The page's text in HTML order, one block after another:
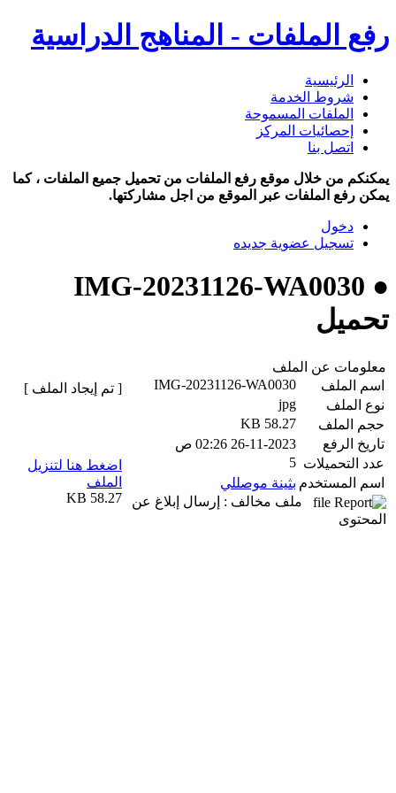
رفع الملفات - المناهج الدراسية
الرئيسية
شروط الخدمة
الملفات المسموحة
إحصائيات المركز
اتصل بنا
يمكنكم من خلال موقع رفع الملفات من تحميل جميع الملفات ، كما
يمكن رفع الملفات عبر الموقع من اجل مشاركتها.
دخول
تسجيل عضوية جديده
● IMG-20231126-WA0030
تحميل
معلومات عن الملف
اسم الملف
IMG-20231126-WA0030
نوع الملف
jpg
حجم الملف
58.27 KB
تاريخ الرفع
26-11-2023 02:26 ص
عدد التحميلات 5
اسم المستخدم بثينة موصللي
ملف مخالف : إرسال إبلاغ عن
المحتوى
[ تم إيجاد الملف ]
اضغط هنا لتنزيل
الملف
58.27 KB